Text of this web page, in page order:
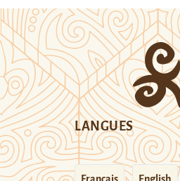
LANGUES